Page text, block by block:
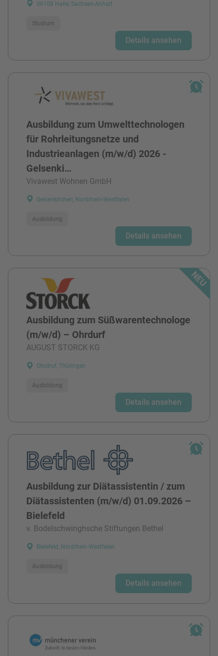
06108 Halle, Sachsen-Anhalt
Studium
Details ansehen
Ausbildung zum Umwelttechnologen
für Rohrleitungsnetze und
Industrieanlagen (m/w/d) 2026 -
Gelsenki…
Vivawest Wohnen GmbH
Gelsenkirchen, Nordrhein-Westfalen
Ausbildung
Details ansehen
Ausbildung zum Süßwarentechnologe
(m/w/d) – Ohrdurf
AUGUST STORCK KG
Ohrdruf, Thüringen
Ausbildung
Details ansehen
Ausbildung zur Diätassistentin / zum
Diätassistenten (m/w/d) 01.09.2026 –
Bielefeld
v. Bodelschwinghsche Stiftungen Bethel
Bielefeld, Nordrhein-Westfalen
Ausbildung
Details ansehen